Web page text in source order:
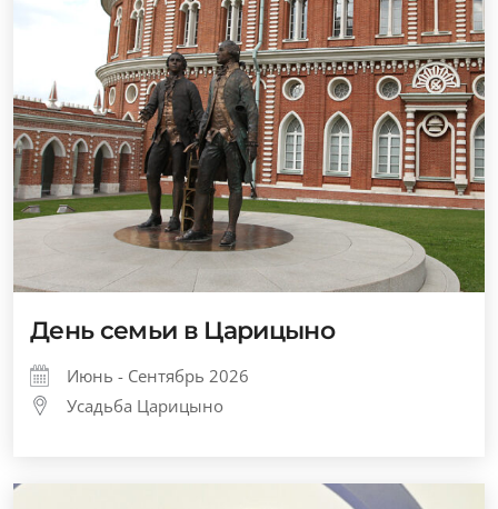
День семьи в Царицыно
Июнь - Сентябрь 2026
Усадьба Царицыно